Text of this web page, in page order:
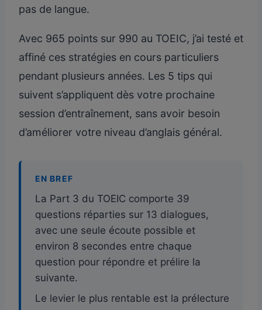
pas de langue.
Avec 965 points sur 990 au TOEIC, j’ai testé et
affiné ces stratégies en cours particuliers
pendant plusieurs années. Les 5 tips qui
suivent s’appliquent dès votre prochaine
session d’entraînement, sans avoir besoin
d’améliorer votre niveau d’anglais général.
EN BREF
La Part 3 du TOEIC comporte 39
questions réparties sur 13 dialogues,
avec une seule écoute possible et
environ 8 secondes entre chaque
question pour répondre et prélire la
suivante.
Le levier le plus rentable est la prélecture